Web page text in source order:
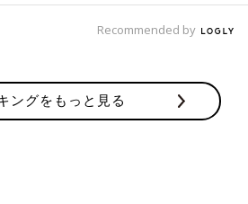
Recommended by
ングをもっと見る